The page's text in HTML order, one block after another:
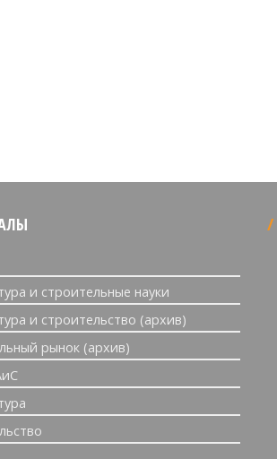
и строительные науки
и строительство (архив)
рынок (архив)